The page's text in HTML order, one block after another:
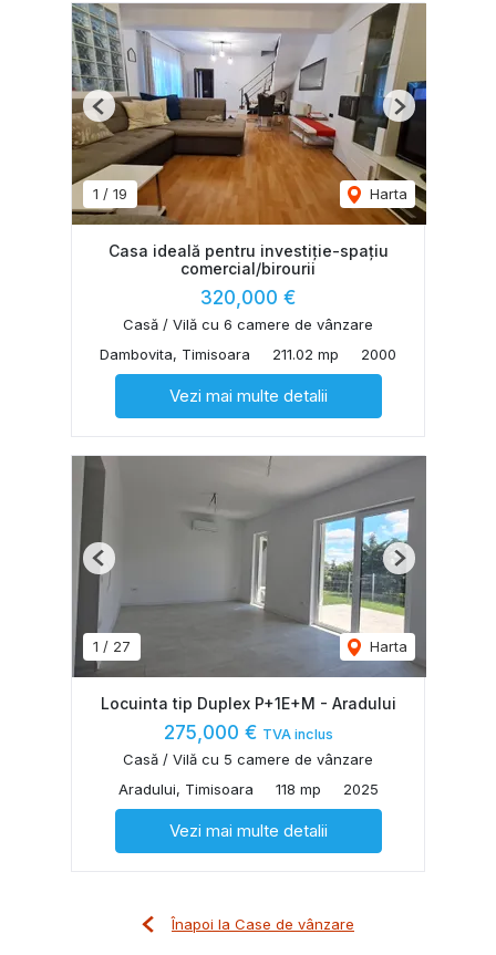
1 / 19 Harta
Previous Next
Casa ideală pentru investiție-spațiu
comercial/birourii
320,000 €
Casă / Vilă cu 6 camere de vânzare
Dambovita, Timisoara
211.02 mp 2000
Vezi mai multe detalii
1 / 27 Harta
Previous Next
Locuinta tip Duplex P+1E+M - Aradului
275,000 € TVA inclus
Casă / Vilă cu 5 camere de vânzare
Aradului, Timisoara
118 mp 2025
Vezi mai multe detalii
Înapoi la Case de vânzare